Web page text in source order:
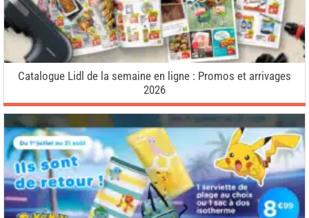
Catalogue Lidl de la semaine en ligne : Promos et arrivages
2026